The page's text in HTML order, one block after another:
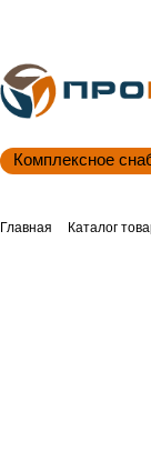
Комплексное
Главная Каталог